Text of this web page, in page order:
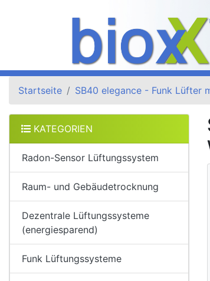
Startseite SB40 elegance - Funk Lüfter
KATEGORIEN
Radon-Sensor Lüftungssystem
Raum- und Gebäudetrocknung
Dezentrale Lüftungssysteme
(energiesparend)
Funk Lüftungssysteme